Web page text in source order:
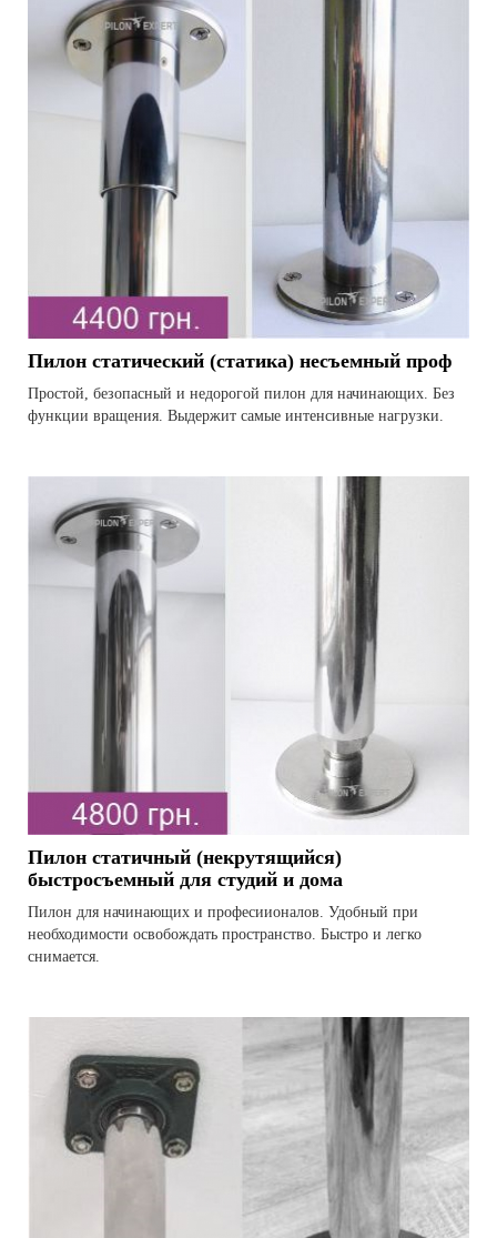
Пилон статический (статика) несъемный проф
Простой, безопасный и недорогой пилон для начинающих. Без
функции вращения. Выдержит самые интенсивные нагрузки.
Пилон статичный (некрутящийся)
быстросъемный для студий и дома
Пилон для начинающих и професиионалов. Удобный при
необходимости освобождать пространство. Быстро и легко
снимается.